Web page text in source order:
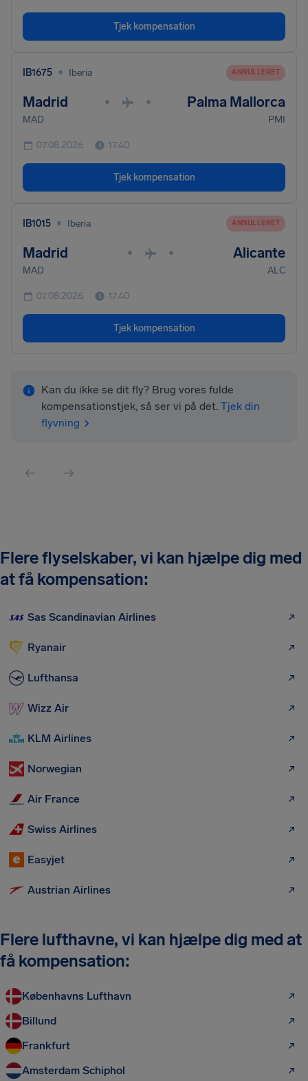
Tjek kompensation
IB1675 • Iberia ANNULLERET
Madrid • • Palma Mallorca
MAD PMI
07.08.2026 17.40
Tjek kompensation
IB1015 • Iberia ANNULLERET
Madrid • • Alicante
MAD ALC
07.08.2026 17.40
Tjek kompensation
Kan du ikke se dit fly? Brug vores fulde
kompensationstjek, så ser vi på det. Tjek din
flyvning
Flere flyselskaber, vi kan hjælpe dig med
at få kompensation:
Sas Scandinavian Airlines
Ryanair
Lufthansa
Wizz Air
KLM Airlines
Norwegian
Air France
Swiss Airlines
Easyjet
Austrian Airlines
Flere lufthavne, vi kan hjælpe dig med at
få kompensation:
Københavns Lufthavn
Billund
Frankfurt
Amsterdam Schiphol